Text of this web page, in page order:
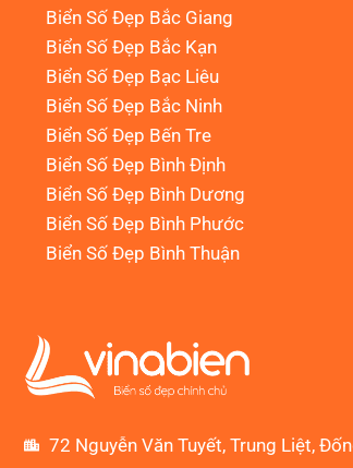
Biển Số Đẹp Bắc Giang
Biển Số Đẹp Bắc Kạn
Biển Số Đẹp Bạc Liêu
Biển Số Đẹp Bắc Ninh
Biển Số Đẹp Bến Tre
Biển Số Đẹp Bình Định
Biển Số Đẹp Bình Dương
Biển Số Đẹp Bình Phước
Biển Số Đẹp Bình Thuận
72 Nguyễn Văn Tuyết, Trung Liệt,